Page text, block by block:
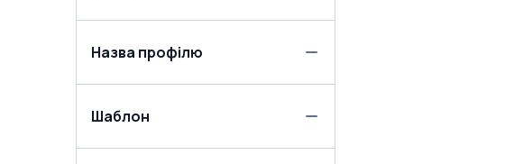
Назва профілю
Шаблон